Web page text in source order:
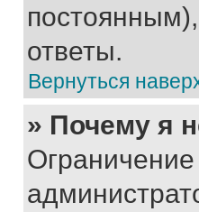
ответы.
Вернуться
» Почему я
Ограничение